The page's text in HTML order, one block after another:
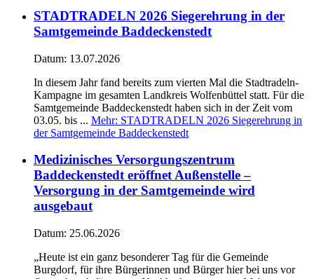
STADTRADELN 2026 Siegerehrung in der
Samtgemeinde Baddeckenstedt
Datum: 13.07.2026
In diesem Jahr fand bereits zum vierten Mal die Stadtradeln-
Kampagne im gesamten Landkreis Wolfenbüttel statt. Für die
Samtgemeinde Baddeckenstedt haben sich in der Zeit vom
03.05. bis ... Mehr: STADTRADELN 2026 Siegerehrung in
der Samtgemeinde Baddeckenstedt
Medizinisches Versorgungszentrum
Baddeckenstedt eröffnet Außenstelle –
Versorgung in der Samtgemeinde wird
ausgebaut
Datum: 25.06.2026
„Heute ist ein ganz besonderer Tag für die Gemeinde
Burgdorf, für ihre Bürgerinnen und Bürger hier bei uns vor